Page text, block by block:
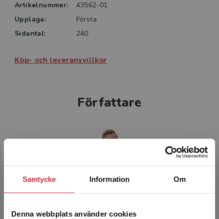
Samtycke Information Om
Denna webbplats använder cookies
Artikelnummer:
43562-01
Upplaga:
Första
Sidantal:
240
Köp- och leveransvillkor
Författare
Martin Lackéus är disputerad forskare på